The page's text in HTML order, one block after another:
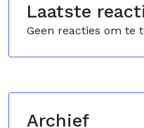
Laatste
Geen reacties om te
Archief